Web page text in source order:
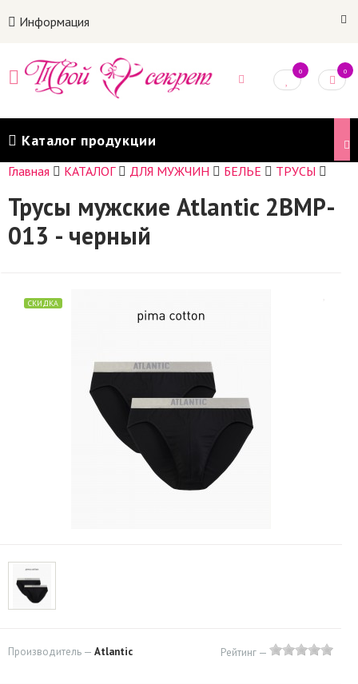
Информация
0 0
Каталог продукции
Главная КАТАЛОГ ДЛЯ МУЖЧИН БЕЛЬЕ ТРУСЫ
Трусы мужские Atlantic 2BMP-
013 - черный
СКИДКА
Производитель — Atlantic Рейтинг —